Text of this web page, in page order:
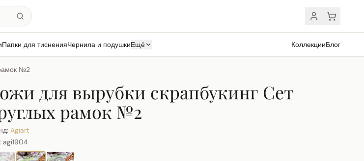
Папки для тисненияЧернила и подушкиЕщё КоллекцииБлог
№2
для вырубки скрапбукинг Сет
рамок №2
Agiart
agi1904